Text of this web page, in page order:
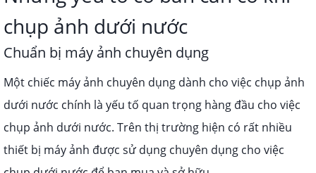
chụp ảnh dưới nước
Chuẩn bị máy ảnh chuyên dụng
Một chiếc máy ảnh chuyên dụng dành cho việc chụp ảnh
dưới nước chính là yếu tố quan trọng hàng đầu cho việc
chụp ảnh dưới nước. Trên thị trường hiện có rất nhiều
thiết bị máy ảnh được sử dụng chuyên dụng cho việc